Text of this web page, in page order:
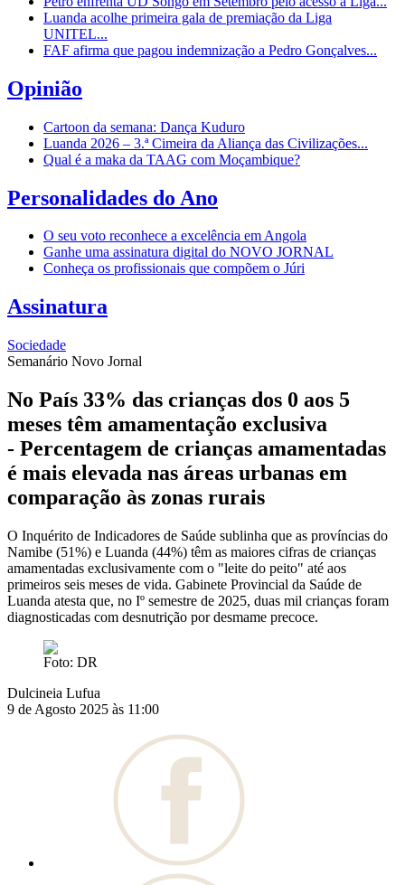
Luanda acolhe primeira gala de premiação da Liga
UNITEL...
FAF afirma que pagou indemnização a Pedro Gonçalves...
Opinião
Cartoon da semana: Dança Kuduro
Luanda 2026 – 3.ª Cimeira da Aliança das Civilizações...
Qual é a maka da TAAG com Moçambique?
Personalidades do Ano
O seu voto reconhece a excelência em Angola
Ganhe uma assinatura digital do NOVO JORNAL
Conheça os profissionais que compõem o Júri
Assinatura
Sociedade
Semanário Novo Jornal
No País 33% das crianças dos 0 aos 5
meses têm amamentação exclusiva
- Percentagem de crianças amamentadas
é mais elevada nas áreas urbanas em
comparação às zonas rurais
O Inquérito de Indicadores de Saúde sublinha que as províncias do
Namibe (51%) e Luanda (44%) têm as maiores cifras de crianças
amamentadas exclusivamente com o "leite do peito" até aos
primeiros seis meses de vida. Gabinete Provincial da Saúde de
Luanda atesta que, no Iº semestre de 2025, duas mil crianças foram
diagnosticadas com desnutrição por desmame precoce.
Foto: DR
Dulcineia Lufua
9 de Agosto 2025 às 11:00